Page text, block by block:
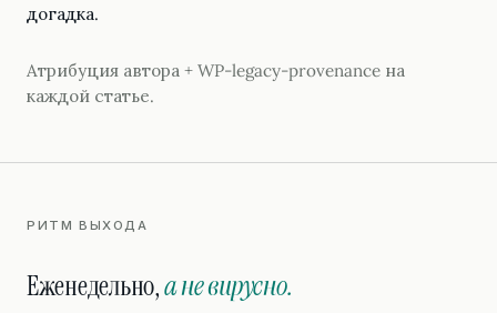
догадка.
Атрибуция автора + WP-legacy-provenance на
каждой статье.
РИТМ ВЫХОДА
Еженедельно,а не вирусно.